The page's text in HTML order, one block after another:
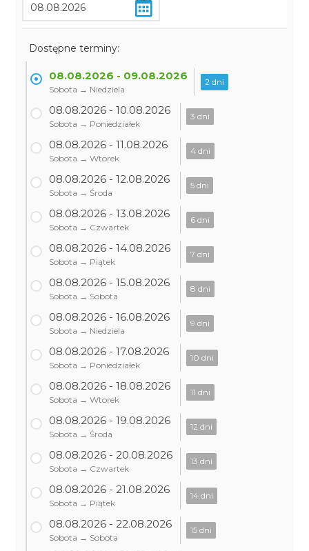
Dostępne terminy:
08.08.2026 - 09.08.2026
Sobota → Niedziela
2 dni
08.08.2026 - 10.08.2026
Sobota → Poniedziałek
3 dni
08.08.2026 - 11.08.2026
Sobota → Wtorek
4 dni
08.08.2026 - 12.08.2026
Sobota → Środa
5 dni
08.08.2026 - 13.08.2026
Sobota → Czwartek
6 dni
08.08.2026 - 14.08.2026
Sobota → Piątek
7 dni
08.08.2026 - 15.08.2026
Sobota → Sobota
8 dni
08.08.2026 - 16.08.2026
Sobota → Niedziela
9 dni
08.08.2026 - 17.08.2026
Sobota → Poniedziałek
10 dni
08.08.2026 - 18.08.2026
Sobota → Wtorek
11 dni
08.08.2026 - 19.08.2026
Sobota → Środa
12 dni
08.08.2026 - 20.08.2026
Sobota → Czwartek
13 dni
08.08.2026 - 21.08.2026
Sobota → Piątek
14 dni
08.08.2026 - 22.08.2026
Sobota → Sobota
15 dni